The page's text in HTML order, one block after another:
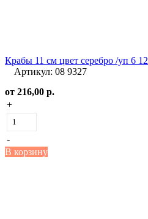
Крабы 11 см цвет серебро /уп 6 12
Артикул: 08 9327
от 216,00 р.
+
-
В корзину